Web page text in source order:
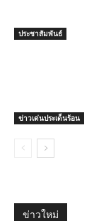
ประชาสัมพันธ์
ข่าวเด่นประเด็นร้อน
ข่าวใหม่